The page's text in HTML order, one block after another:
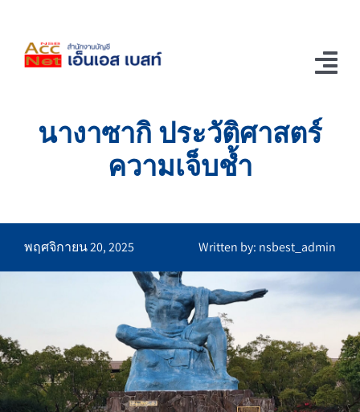
content
Home
ติดต่อเรา
นางาซากิ ประวัติศาสตร์
ความเจ็บช้ำ
พฤศจิกายน 20, 2025 Written by: nsbest_admin